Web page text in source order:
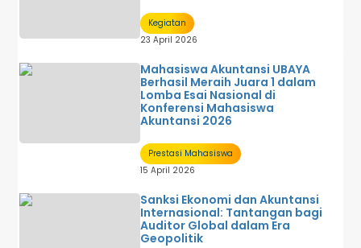
Kegiatan
23 April 2026
Mahasiswa Akuntansi UBAYA
Berhasil Meraih Juara 1 dalam
Lomba Esai Nasional di
Konferensi Mahasiswa
Akuntansi 2026
Prestasi Mahasiswa
15 April 2026
Sanksi Ekonomi dan Akuntansi
Internasional: Tantangan bagi
Auditor Global dalam Era
Geopolitik